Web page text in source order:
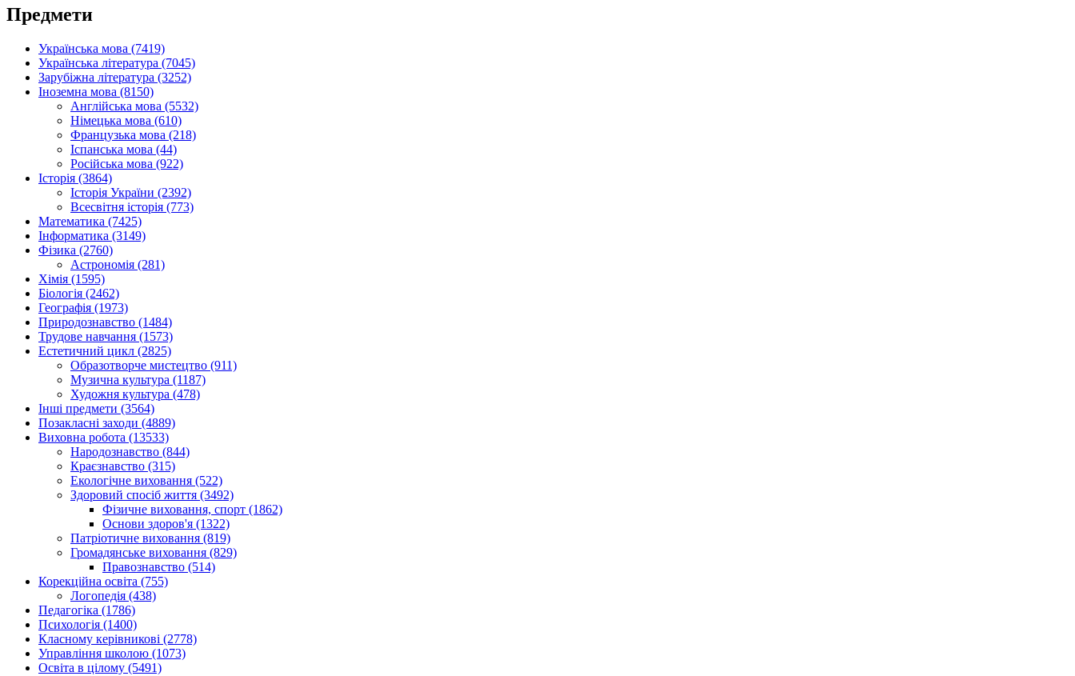
Предмети
Українська мова (7419)
Українська література (7045)
Зарубіжна література (3252)
Іноземна мова (8150)
Англійська мова (5532)
Німецька мова (610)
Французька мова (218)
Іспанська мова (44)
Російська мова (922)
Історія (3864)
Історія України (2392)
Всесвітня історія (773)
Математика (7425)
Інформатика (3149)
Фізика (2760)
Астрономія (281)
Хімія (1595)
Біологія (2462)
Географія (1973)
Природознавство (1484)
Трудове навчання (1573)
Естетичний цикл (2825)
Образотворче мистецтво (911)
Музична культура (1187)
Художня культура (478)
Інші предмети (3564)
Позакласні заходи (4889)
Виховна робота (13533)
Народознавство (844)
Краєзнавство (315)
Екологічне виховання (522)
Здоровий спосіб життя (3492)
Фізичне виховання, спорт (1862)
Основи здоров'я (1322)
Патріотичне виховання (819)
Громадянське виховання (829)
Правознавство (514)
Корекційна освіта (755)
Логопедія (438)
Педагогіка (1786)
Психологія (1400)
Класному керівникові (2778)
Управління школою (1073)
Освіта в цілому (5491)